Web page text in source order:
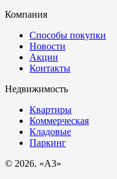
Компания
Способы покупки
Новости
Акции
Контакты
Недвижимость
Квартиры
Коммерческая
Кладовые
Паркинг
© 2026. «A3»